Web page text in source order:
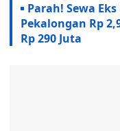
Parah! Sewa
Pekalongan Rp
Rp 290 Juta